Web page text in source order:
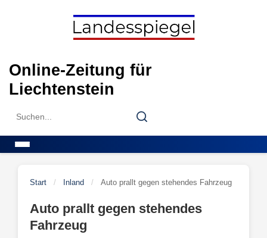
Online-Zeitung für
Liechtenstein
Search
Search
Start / Inland / Auto prallt gegen stehendes Fahrzeug
Auto prallt gegen stehendes
Fahrzeug